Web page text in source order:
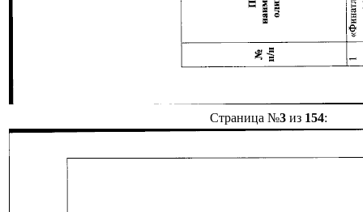
Страница №3из 154: